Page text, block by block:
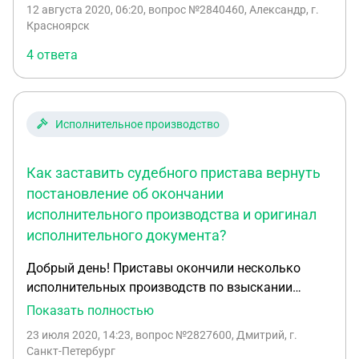
Постановления об административном
Постановление писать о ненадлежащем
уведомлении по протоколу? Будет ли такой
протокол недопустимым доказательством, если
на момент его составления у органа
отсутствовали надлежащие доказательства
ответственности, при этом последующие
уведомления по делу надлежащие и лицо
принимало участие в рассмотрения дела?
12 августа 2020, 06:20, вопрос №2840460, Александр, г.
Красноярск
4 ответа
Исполнительное производство
Как заставить судебного пристава вернуть
постановление об окончании
исполнительного производства и оригинал
исполнительного документа?
Добрый день! Приставы окончили несколько
исполнительных производств по взыскании
задолженности с нескольких физических лиц еще
вернули после окончания исполнительного
Показать полностью
23 июля 2020, 14:23, вопрос №2827600, Дмитрий, г.
Санкт-Петербург